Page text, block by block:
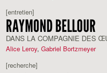
[entretien]
RAYMOND BELLOUR
DANS LA COMPAGNIE DES
Alice Leroy, Gabriel Bortzmeyer
[recherche]